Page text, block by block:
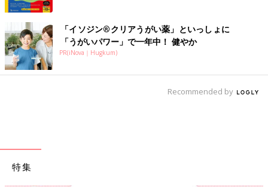
「イソジン®クリアうがい薬」といっしょに
「うがいパワー」で一年中！ 健やか
PR(iNova｜Hugkum)
Recommended by
特集